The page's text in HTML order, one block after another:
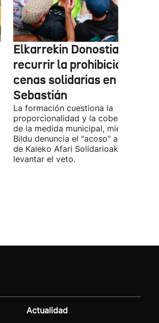
Elkarrekin Donostia
recurrir la prohibición de
cenas solidarias en San
Sebastián
La formación cuestiona la
proporcionalidad y la cobertura
de la medida municipal, mientras EH
Bildu denuncia el "acoso" a
de Kaleko Afari Solidarioak y pide
levantar el veto.
Actualidad